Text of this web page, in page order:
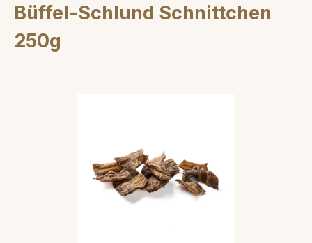
Büffel-Schlund Schnittchen
250g